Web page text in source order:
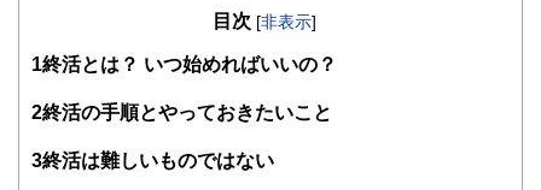
活かして活動を始める。
する傍ら、フリーライターとして精力的に活動中。広範な知
目次 [非表示]
1 終活とは？ いつ始めればいいの？
2終活の手順とやっておきたいこと
3終活は難しいものではない